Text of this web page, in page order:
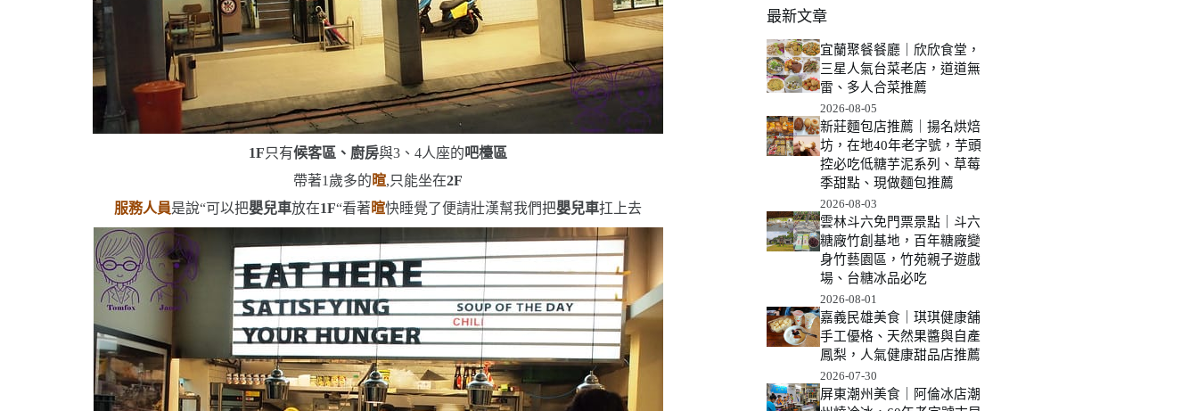
1F只有候客區、廚房與3 、4人座的吧檯區
帶著1 歲多的 暄,只能坐在2F
服務人員是說“可以把嬰兒車放在1F“看著 暄快睡覺了便請壯漢幫我們把嬰兒車扛上去
分
類
最新文章
宜蘭聚餐餐廳｜欣欣食堂，
三星人氣台菜老店，道道無
雷、多人合菜推薦
2026-08-05
新莊麵包店推薦｜揚名烘焙
坊，在地40年老字號，芋頭
控必吃低糖芋泥系列、草莓
季甜點、現做麵包推薦
2026-08-03
雲林斗六免門票景點｜斗六
糖廠竹創基地，百年糖廠變
身竹藝園區，竹苑親子遊戲
場、台糖冰品必吃
2026-08-01
嘉義民雄美食｜琪琪健康舖
手工優格、天然果醬與自產
鳳梨，人氣健康甜品店推薦
2026-07-30
屏東潮州美食｜阿倫冰店潮